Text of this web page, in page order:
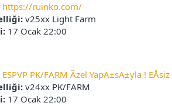
https://ruinko.com/
v25xx Light Farm
17 Ocak 22:00
ESPVP PK/FARM Ãzel YapÄ±sÄ±yla !
v24xx PK/FARM
17 Ocak 22:00